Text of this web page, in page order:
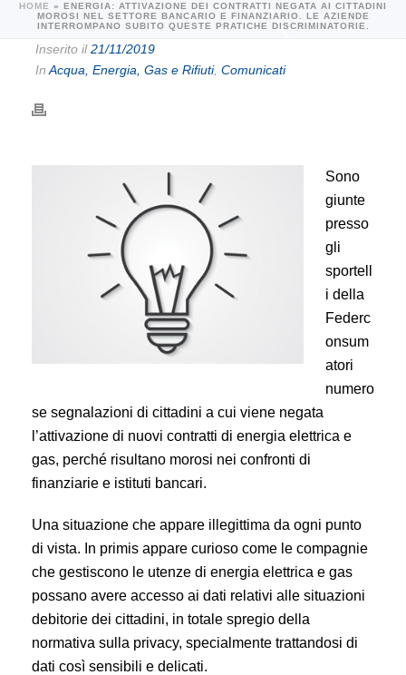
HOME » ENERGIA: ATTIVAZIONE DEI CONTRATTI NEGATA AI CITTADINI
MOROSI NEL SETTORE BANCARIO E FINANZIARIO. LE AZIENDE
INTERROMPANO SUBITO QUESTE PRATICHE DISCRIMINATORIE.
Inserito il21/11/2019
In Acqua, Energia, Gas e Rifiuti, Comunicati
Sono
giunte
presso
gli
sportell
i della
Federc
onsum
atori
numero
se segnalazioni di cittadini a cui viene negata
l’attivazione di nuovi contratti di energia elettrica e
gas, perché risultano morosi nei confronti di
finanziarie e istituti bancari.
Una situazione che appare illegittima da ogni punto
di vista. In primis appare curioso come le compagnie
che gestiscono le utenze di energia elettrica e gas
possano avere accesso ai dati relativi alle situazioni
debitorie dei cittadini, in totale spregio della
normativa sulla privacy, specialmente trattandosi di
dati così sensibili e delicati.